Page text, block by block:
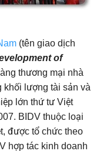
(tên giao dịch
of
thương mại nhà
khối lượng tài sản và
lớn thứ tư Việt
BIDV thuộc loại
được tổ chức theo
hợp tác kinh doanh